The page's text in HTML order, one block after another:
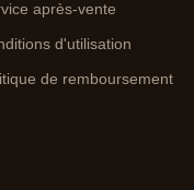
après-vente
d'utilisation
de remboursement